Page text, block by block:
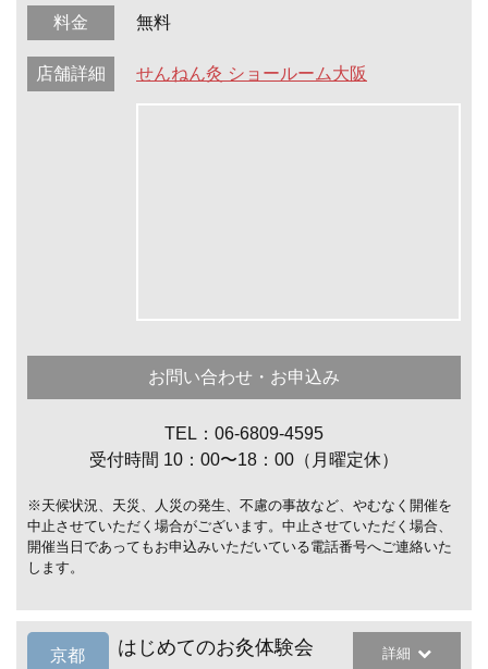
料金 無料
店舗詳細 せんねん灸 ショールーム大阪
お問い合わせ・お申込み
TEL：06-6809-4595
受付時間 10：00〜18：00（月曜定休）
※天候状況、天災、人災の発生、不慮の事故など、やむなく開催を
中止させていただく場合がございます。中止させていただく場合、
開催当日であってもお申込みいただいている電話番号へご連絡いた
します。
京都 はじめてのお灸体験会 詳細